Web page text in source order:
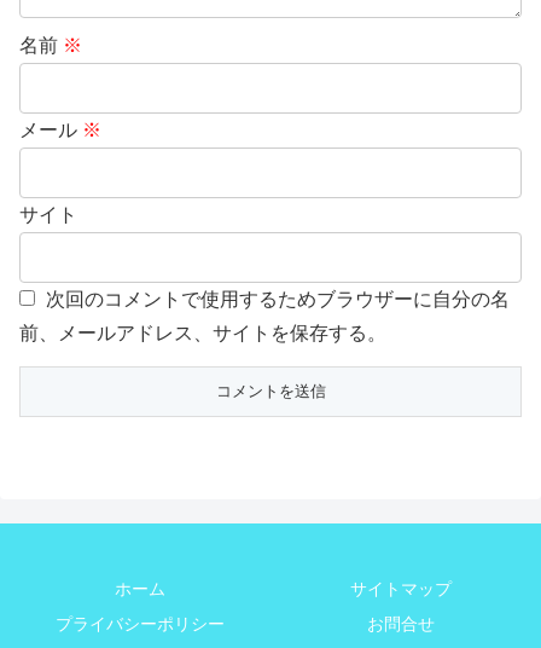
名前 ※
メール ※
サイト
次回のコメントで使用するためブラウザーに自分の名
前、メールアドレス、サイトを保存する。
ホーム
サイトマップ
プライバシーポリシー
お問合せ